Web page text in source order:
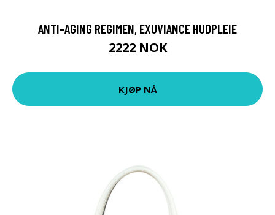
ANTI-AGING REGIMEN, EXUVIANCE HUDPLEIE
2222 NOK
KJØP NÅ